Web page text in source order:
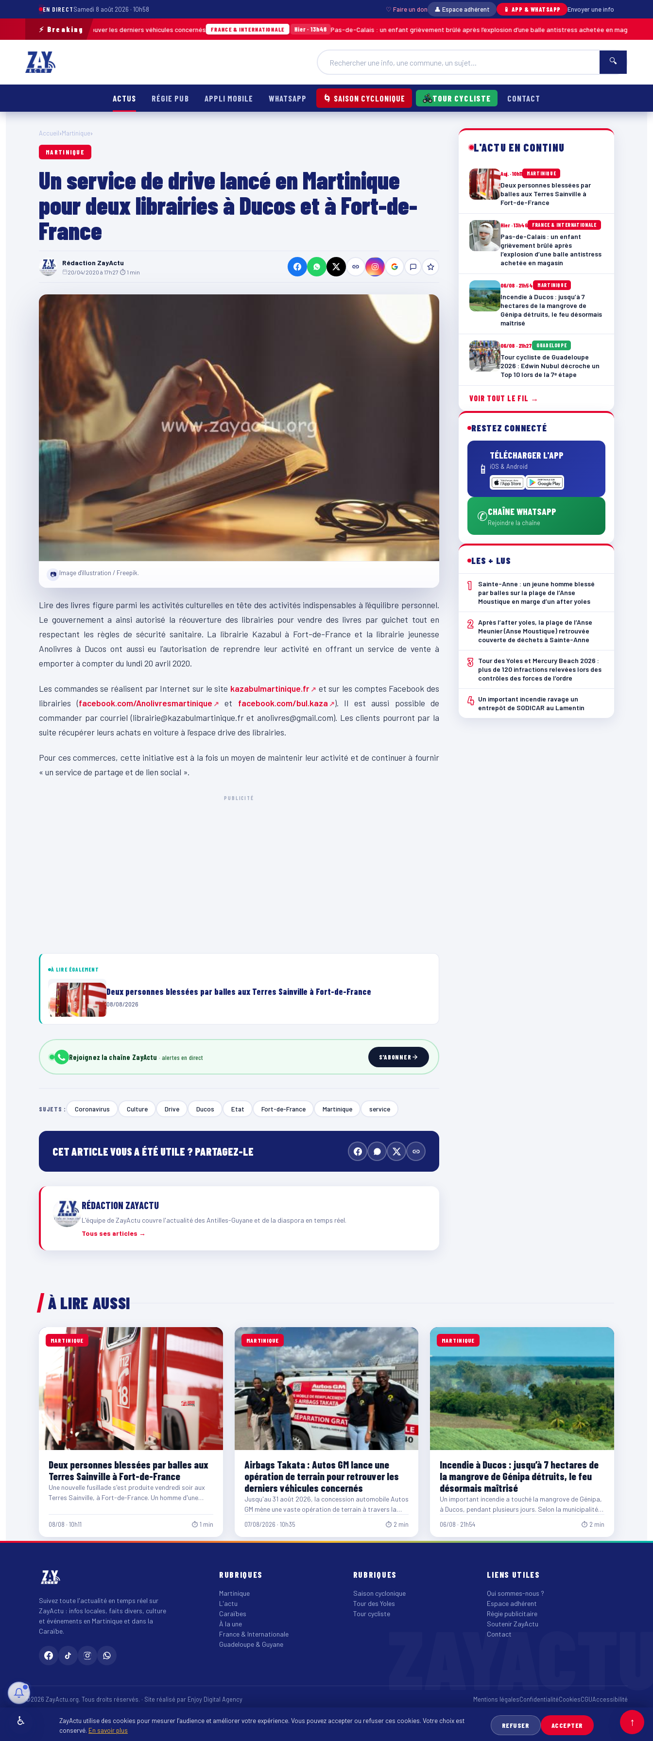
EN DIRECTSamedi 8 août 2026 · 10h58 ♡ Faire un don 👤 Espace adhérent 📱 APP & WHATSAPP Envoyer une info
⚡ Breaking
terrain pour retrouver les derniers véhicules concernés FRANCE & INTERNATIONALE Hier · 13h46 Pas-de-Calais : un enfant grièvement brûlé après l’explosion d’une balle antistress achetée en magasin MARTINIQUE
🔍
ACTUS RÉGIE PUB APPLI MOBILE WHATSAPP 🌀 SAISON CYCLONIQUE TOUR CYCLISTE CONTACT
Accueil›Martinique›
MARTINIQUE
Un service de drive lancé en Martinique
pour deux librairies à Ducos et à Fort-de-
France
Rédaction ZayActu
20/04/2020 à 17h27 ⏱ 1 min
📷 Image d'illustration / Freepik.
Lire des livres figure parmi les activités culturelles en tête des activités indispensables à l’équilibre personnel.
Le gouvernement a ainsi autorisé la réouverture des librairies pour vendre des livres par guichet tout en
respectant les règles de sécurité sanitaire. La librairie Kazabul à Fort-de-France et la librairie jeunesse
Anolivres à Ducos ont aussi eu l’autorisation de reprendre leur activité en offrant un service de vente à
emporter à compter du lundi 20 avril 2020.
Les commandes se réalisent par Internet sur le site kazabulmartinique.fr
et sur les comptes Facebook des
librairies (facebook.com/Anolivresmartinique et facebook.com/bul.kaza
). Il est aussi possible de
commander par courriel (librairie@kazabulmartinique.fr et anolivres@gmail.com). Les clients pourront par la
suite récupérer leurs achats en voiture à l’espace drive des librairies.
Pour ces commerces, cette initiative est à la fois un moyen de maintenir leur activité et de continuer à fournir
« un service de partage et de lien social ».
PUBLICITÉ
À LIRE ÉGALEMENT
Deux personnes blessées par balles aux Terres Sainville à Fort-de-France
08/08/2026
Rejoignez la chaîne ZayActu S'ABONNER
SUJETS : Coronavirus Culture Drive Ducos Etat Fort-de-France Martinique service
CET ARTICLE VOUS A ÉTÉ UTILE ? PARTAGEZ-LE
RÉDACTION ZAYACTU
L'équipe de ZayActu couvre l'actualité des Antilles-Guyane et de la diaspora en temps réel.
Tous ses articles →
L'ACTU EN CONTINU
Auj. · 10h11 MARTINIQUE
Deux personnes blessées par
balles aux Terres Sainville à
Fort-de-France
Hier · 13h46 FRANCE & INTERNATIONALE
Pas-de-Calais : un enfant
grièvement brûlé après
l’explosion d’une balle antistress
achetée en magasin
06/08 · 21h54 MARTINIQUE
Incendie à Ducos : jusqu’à 7
hectares de la mangrove de
Génipa détruits, le feu désormais
maîtrisé
06/08 · 21h27 GUADELOUPE
Tour cycliste de Guadeloupe
2026 : Edwin Nubul décroche un
Top 10 lors de la 7ᵉ étape
VOIR TOUT LE FIL →
RESTEZ CONNECTÉ
📱
TÉLÉCHARGER L'APP
iOS & Android
✆CHAÎNE WHATSAPP
Rejoindre la chaîne
LES + LUS
1
Sainte-Anne : un jeune homme blessé
par balles sur la plage de l’Anse
Moustique en marge d’un after yoles
2 Après l’after yoles, la plage de l’Anse
Meunier (Anse Moustique) retrouvée
couverte de déchets à Sainte-Anne
3
Tour des Yoles et Mercury Beach 2026 :
plus de 120 infractions relevées lors des
contrôles des forces de l’ordre
4 Un important incendie ravage un
entrepôt de SODICAR au Lamentin
À LIRE AUSSI
MARTINIQUE
Deux personnes blessées par balles aux
Terres Sainville à Fort-de-France
Une nouvelle fusillade s'est produite vendredi soir aux
Terres Sainville, à Fort-de-France. Un homme d'une
08/08 · 10h11 ⏱ 1 min
MARTINIQUE
Airbags Takata : Autos GM lance une
opération de terrain pour retrouver les
derniers véhicules concernés
Jusqu'au 31 août 2026, la concession automobile Autos
GM mène une vaste opération de terrain à travers la…
07/08/2026 · 10h35 ⏱ 2 min
MARTINIQUE
Incendie à Ducos : jusqu’à 7 hectares de
la mangrove de Génipa détruits, le feu
désormais maîtrisé
Un important incendie a touché la mangrove de Génipa,
à Ducos, pendant plusieurs jours. Selon la municipalité,
06/08 · 21h54 ⏱ 2 min
Suivez toute l'actualité en temps réel sur
ZayActu : infos locales, faits divers, culture
et événements en Martinique et dans la
Caraïbe.
RUBRIQUES
Martinique
L'actu
Caraïbes
À la une
France & Internationale
Guadeloupe & Guyane
RUBRIQUES
Saison cyclonique
Tour des Yoles
Tour cycliste
LIENS UTILES
Qui sommes-nous ?
Espace adhérent
Régie publicitaire
Soutenir ZayActu
Contact
©2026 ZayActu.org. Tous droits réservés. · Site réalisé par Enjoy Digital Agency Mentions légalesConfidentialitéCookiesCGUAccessibilité
♿ ↑
ZayActu utilise des cookies pour mesurer l’audience et améliorer votre expérience. Vous pouvez accepter ou refuser ces cookies. Votre choix est
conservé. En savoir plus
REFUSER ACCEPTER